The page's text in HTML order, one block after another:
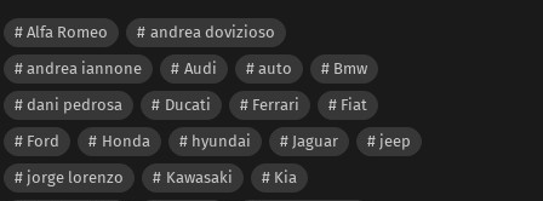
Alfa Romeo
andrea dovizioso
andrea iannone
Audi auto
Bmw
dani pedrosa
Ducati Ferrari
Fiat
Ford
Honda hyundai Jaguar
jeep
jorge lorenzo
Kawasaki
Kia